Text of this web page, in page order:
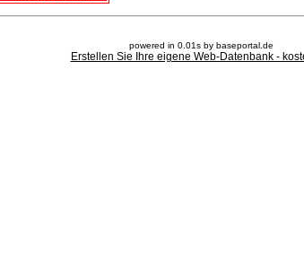
powered in 0.01s by baseportal.de
Erstellen Sie Ihre eigene Web-Datenbank -